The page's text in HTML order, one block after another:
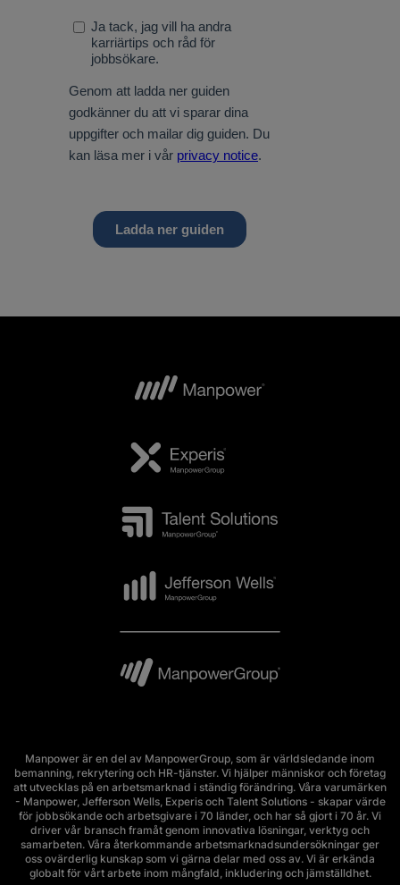
Manpower är en del av ManpowerGroup, som är världsledande inom
bemanning, rekrytering och HR-tjänster. Vi hjälper människor och företag
att utvecklas på en arbetsmarknad i ständig förändring. Våra varumärken
- Manpower, Jefferson Wells, Experis och Talent Solutions - skapar värde
för jobbsökande och arbetsgivare i 70 länder, och har så gjort i 70 år. Vi
driver vår bransch framåt genom innovativa lösningar, verktyg och
samarbeten. Våra återkommande arbetsmarknadsundersökningar ger
oss ovärderlig kunskap som vi gärna delar med oss av. Vi är erkända
globalt för vårt arbete inom mångfald, inkludering och jämställdhet.